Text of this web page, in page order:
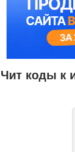
Чит коды к